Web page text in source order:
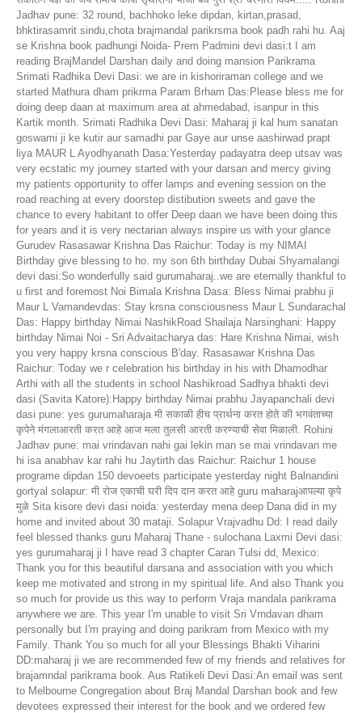
Jadhav pune: 32 round, bachhoko leke dipdan, kirtan,prasad,
bhktirasamrit sindu,chota brajmandal parikrsma book padh rahi hu. Aaj
se Krishna book padhungi Noida- Prem Padmini devi dasi:t I am
reading BrajMandel Darshan daily and doing mansion Parikrama
Srimati Radhika Devi Dasi: we are in kishoriraman college and we
started Mathura dham prikrma Param Brham Das:Please bless me for
doing deep daan at maximum area at ahmedabad, isanpur in this
Kartik month. Srimati Radhika Devi Dasi: Maharaj ji kal hum sanatan
goswami ji ke kutir aur samadhi par Gaye aur unse aashirwad prapt
liya MAUR L Ayodhyanath Dasa:Yesterday padayatra deep utsav was
very ecstatic my journey started with your darsan and mercy giving
my patients opportunity to offer lamps and evening session on the
road reaching at every doorstep distibution sweets and gave the
chance to every habitant to offer Deep daan we have been doing this
for years and it is very nectarian always inspire us with your glance
Gurudev Rasasawar Krishna Das Raichur: Today is my NIMAI
Birthday give blessing to ho. my son 6th birthday Dubai Shyamalangi
devi dasi:So wonderfully said gurumaharaj..we are eternally thankful to
u first and foremost Noi Bimala Krishna Dasa: Bless Nimai prabhu ji
Maur L Vamandevdas: Stay krsna consciousness Maur L Sundarachal
Das: Happy birthday Nimai NashikRoad Shailaja Narsinghani: Happy
birthday Nimai Noi - Sri Advaitacharya das: Hare Krishna Nimai, wish
you very happy krsna conscious B'day. Rasasawar Krishna Das
Raichur: Today we r celebration his birthday in his with Dhamodhar
Arthi with all the students in school Nashikroad Sadhya bhakti devi
dasi (Savita Katore):Happy birthday Nimai prabhu Jayapanchali devi
dasi pune: yes gurumaharaja मी सकाळी हीच प्रार्थना करत होते की भगवंताच्या
कृपेने मंगलाआरती करत आहे आज मला तुलसी आरती करण्याची सेवा मिळाली. Rohini
Jadhav pune: mai vrindavan nahi gai lekin man se mai vrindavan me
hi isa anabhav kar rahi hu Jaytirth das Raichur: Raichur 1 house
programe dipdan 150 devoeets participate yesterday night Balnandini
gortyal solapur: मी रोज एकाची घरी दिप दान करत आहे guru maharajआपल्या कृपे
मुळे Sita kisore devi dasi noida: yesterday mena deep Dana did in my
home and invited about 30 mataji. Solapur Vrajvadhu Dd: I read daily
feel blessed thanks guru Maharaj Thane - sulochana Laxmi Devi dasi:
yes gurumaharaj ji I have read 3 chapter Caran Tulsi dd, Mexico:
Thank you for this beautiful darsana and association with you which
keep me motivated and strong in my spiritual life. And also Thank you
so much for provide us this way to perform Vraja mandala parikrama
anywhere we are. This year I'm unable to visit Sri Vrndavan dham
personally but I'm praying and doing parikram from Mexico with my
Family. Thank You so much for all your Blessings Bhakti Viharini
DD:maharaj ji we are recommended few of my friends and relatives for
brajamndal parikrama book. Aus Ratikeli Devi Dasi:An email was sent
to Melbourne Congregation about Braj Mandal Darshan book and few
devotees expressed their interest for the book and we ordered few